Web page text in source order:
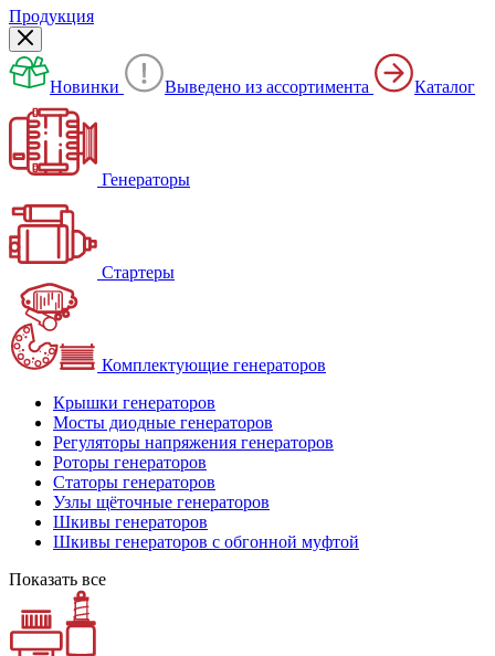
Продукция
Новинки Выведено из ассортимента Каталог
Генераторы
Стартеры
Комплектующие генераторов
Крышки генераторов
Мосты диодные генераторов
Регуляторы напряжения генераторов
Роторы генераторов
Статоры генераторов
Узлы щёточные генераторов
Шкивы генераторов
Шкивы генераторов с обгонной муфтой
Показать все